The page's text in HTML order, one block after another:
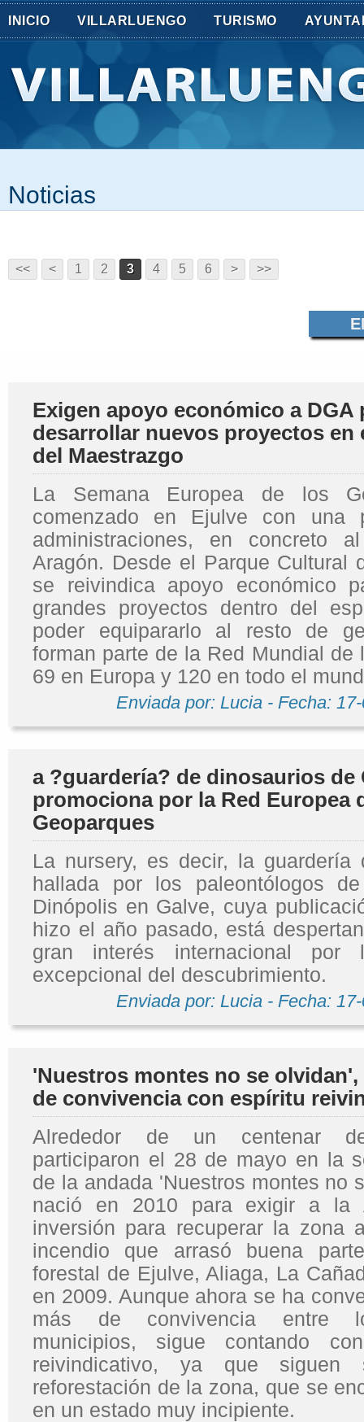
INICIO VILLARLUENGO TURISMO
Noticias
<< < 1 2 3 4 5 6 > >>
Exigen apoyo económico a DGA
desarrollar nuevos proyectos en
del Maestrazgo
La Semana Europea de los
comenzado en Ejulve con una
administraciones, en concreto
Aragón. Desde el Parque Cultural
se reivindica apoyo económico
grandes proyectos dentro del
poder equipararlo al resto de
forman parte de la Red Mundial de
69 en Europa y 120 en todo el
Enviada por: Lucia - Fecha:
a ?guardería? de dinosaurios de
promociona por la Red Europea
Geoparques
La nursery, es decir, la guardería
hallada por los paleontólogos
Dinópolis en Galve, cuya
hizo el año pasado, está
gran interés internacional
excepcional del descubrimiento.
Enviada por: Lucia - Fecha:
'Nuestros montes no se
de convivencia con espíritu
Alrededor de un centenar
participaron el 28 de mayo en la
de la andada 'Nuestros montes no
nació en 2010 para exigir a la
inversión para recuperar la zona
incendio que arrasó buena
forestal de Ejulve, Aliaga, La
en 2009. Aunque ahora se ha
más de convivencia entre
municipios, sigue contando
reivindicativo, ya que siguen
reforestación de la zona, que se
en un estado muy incipiente.